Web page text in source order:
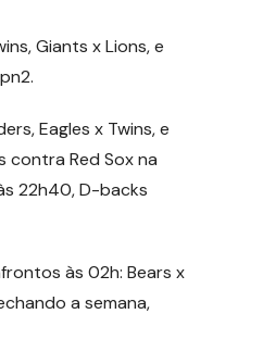
Giants x Lions, e
Eagles x Twins, e
contra Red Sox na
22h40, D-backs
às 02h: Bears x
a semana,